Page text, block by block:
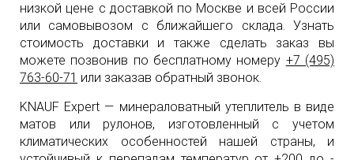
низкой цене с доставкой по Москве и всей России
или самовывозом с ближайшего склада. Узнать
стоимость доставки и также сделать заказ вы
можете позвонив по бесплатному номеру +7 (495)
763-60-71 или заказав обратный звонок.
KNAUF Expert — минераловатный утеплитель в виде
матов или рулонов, изготовленный с учетом
климатических особенностей нашей страны, и